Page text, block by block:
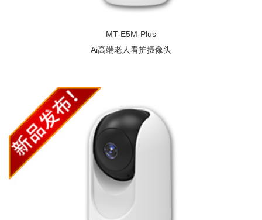
MT-E5M-Plus
Ai高端老人看护摄像头